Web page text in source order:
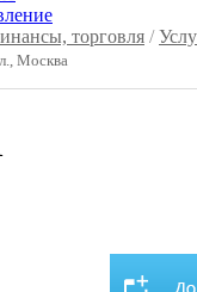
торговля /
Москва